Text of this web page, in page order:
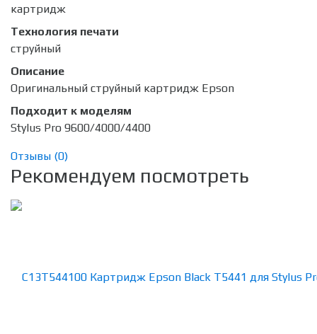
картридж
Технология печати
струйный
Описание
Оригинальный струйный картридж Epson
Подходит к моделям
Stylus Pro 9600/4000/4400
Отзывы (0)
Рекомендуем посмотреть